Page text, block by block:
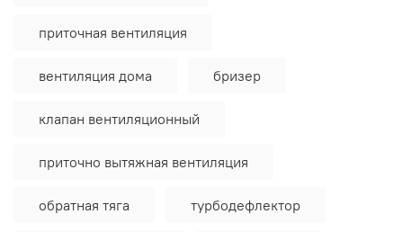
приточная вентиляция
вентиляция дома бризер
клапан вентиляционный
приточно вытяжная вентиляция
обратная тяга турбодефлектор